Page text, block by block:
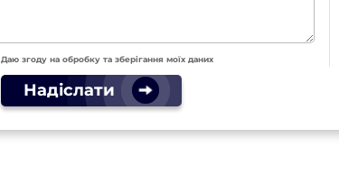
Даю згоду на обробку та зберігання моїх даних
Надіслати